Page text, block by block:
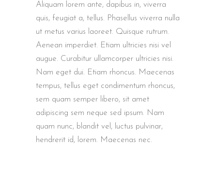
Aliquam lorem ante, dapibus in, viverra
quis, feugiat a, tellus. Phasellus viverra nulla
ut metus varius laoreet. Quisque rutrum.
Aenean imperdiet. Etiam ultricies nisi vel
augue. Curabitur ullamcorper ultricies nisi.
Nam eget dui. Etiam rhoncus. Maecenas
tempus, tellus eget condimentum rhoncus,
sem quam semper libero, sit amet
adipiscing sem neque sed ipsum. Nam
quam nunc, blandit vel, luctus pulvinar,
hendrerit id, lorem. Maecenas nec.